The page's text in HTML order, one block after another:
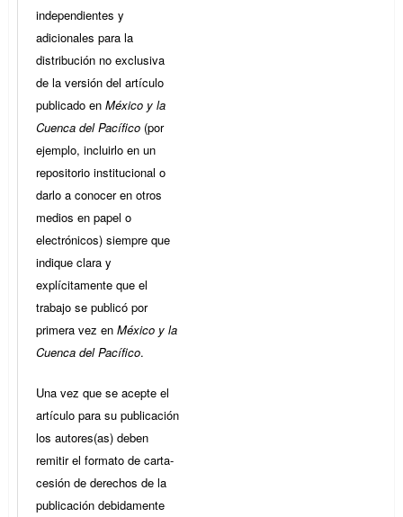
independientes y
adicionales para la
distribución no exclusiva
de la versión del artículo
publicado en México y la
Cuenca del Pacífico (por
ejemplo, incluirlo en un
repositorio institucional o
darlo a conocer en otros
medios en papel o
electrónicos) siempre que
indique clara y
explícitamente que el
trabajo se publicó por
primera vez en México y la
Cuenca del Pacífico.
Una vez que se acepte el
artículo para su publicación
los autores(as) deben
remitir el formato de carta-
cesión de derechos de la
publicación debidamente